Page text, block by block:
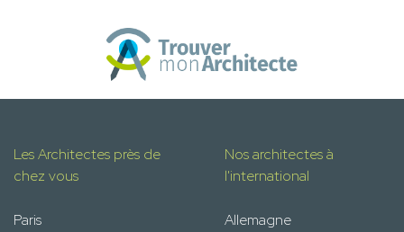
Les Architectes près de
chez vous
Paris
Nos architectes à
l'international
Allemagne